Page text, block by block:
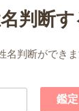
判断
判断ができま